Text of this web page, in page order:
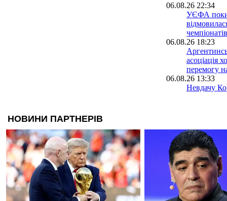
06.08.26 22:34
УЄФА
06.08.26 18:23
асоціація
перемогу
06.08.26 13:33
Невдачу
проводити
разом із
05.08.26 23:39
ФІФА
ідеї: чутки
ЧС-2030 у